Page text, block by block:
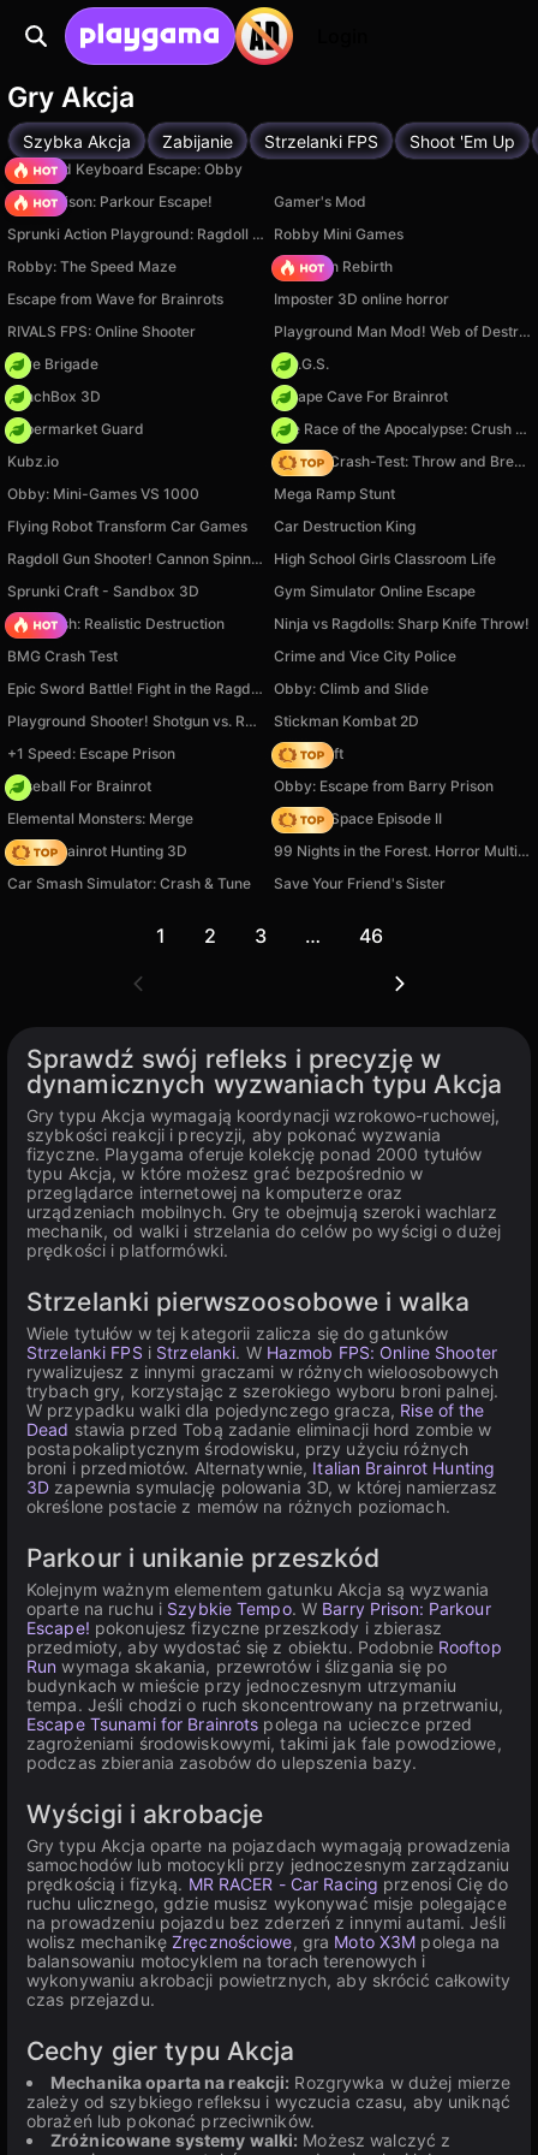
Gry Akcja
Szybka Akcja Zabijanie Strzelanki FPS Shoot 'Em Up
+1 Speed Keyboard Escape: Obby
Barry Prison: Parkour Escape!
Gamer's Mod
Sprunki Action Playground: Ragdoll Sandbox
Robby Mini Games
Robby: The Speed Maze
Stickman Rebirth
Escape from Wave for Brainrots
Imposter 3D online horror
RIVALS FPS: Online Shooter
Playground Man Mod! Web of Destruction!
Core Brigade
H.O.G.S.
PunchBox 3D
Escape Cave For Brainrot
Supermarket Guard
The Race of the Apocalypse: Crush the Zombies!
Kubz.io
Ragdoll Crash-Test: Throw and Break!
Obby: Mini-Games VS 1000
Mega Ramp Stunt
Flying Robot Transform Car Games
Car Destruction King
Ragdoll Gun Shooter! Cannon Spinner Playground
High School Girls Classroom Life
Sprunki Craft - Sandbox 3D
Gym Simulator Online Escape
Car Crush: Realistic Destruction
Ninja vs Ragdolls: Sharp Knife Throw!
BMG Crash Test
Crime and Vice City Police
Epic Sword Battle! Fight in the Ragdoll Arena!
Obby: Climb and Slide
Playground Shooter! Shotgun vs. Ragdolls!
Stickman Kombat 2D
+1 Speed: Escape Prison
Trap Craft
Baseball For Brainrot
Obby: Escape from Barry Prison
Elemental Monsters: Merge
Zombie Space Episode II
Italian Brainrot Hunting 3D
99 Nights in the Forest. Horror Multiplayer
Car Smash Simulator: Crash & Tune
Save Your Friend's Sister
1 2 3 … 46
Sprawdź swój refleks i precyzję w
dynamicznych wyzwaniach typu Akcja
Gry typu Akcja wymagają koordynacji wzrokowo-ruchowej,
szybkości reakcji i precyzji, aby pokonać wyzwania
fizyczne. Playgama oferuje kolekcję ponad 2000 tytułów
typu Akcja, w które możesz grać bezpośrednio w
przeglądarce internetowej na komputerze oraz
urządzeniach mobilnych. Gry te obejmują szeroki wachlarz
mechanik, od walki i strzelania do celów po wyścigi o dużej
prędkości i platformówki.
Strzelanki pierwszoosobowe i walka
Wiele tytułów w tej kategorii zalicza się do gatunków
Strzelanki FPS i Strzelanki. W Hazmob FPS: Online Shooter
rywalizujesz z innymi graczami w różnych wieloosobowych
trybach gry, korzystając z szerokiego wyboru broni palnej.
W przypadku walki dla pojedynczego gracza, Rise of the
Dead stawia przed Tobą zadanie eliminacji hord zombie w
postapokaliptycznym środowisku, przy użyciu różnych
broni i przedmiotów. Alternatywnie, Italian Brainrot Hunting
3D zapewnia symulację polowania 3D, w której namierzasz
określone postacie z memów na różnych poziomach.
Parkour i unikanie przeszkód
Kolejnym ważnym elementem gatunku Akcja są wyzwania
oparte na ruchu i Szybkie Tempo. W Barry Prison: Parkour
Escape! pokonujesz fizyczne przeszkody i zbierasz
przedmioty, aby wydostać się z obiektu. Podobnie Rooftop
Run wymaga skakania, przewrotów i ślizgania się po
budynkach w mieście przy jednoczesnym utrzymaniu
tempa. Jeśli chodzi o ruch skoncentrowany na przetrwaniu,
Escape Tsunami for Brainrots polega na ucieczce przed
zagrożeniami środowiskowymi, takimi jak fale powodziowe,
podczas zbierania zasobów do ulepszenia bazy.
Wyścigi i akrobacje
Gry typu Akcja oparte na pojazdach wymagają prowadzenia
samochodów lub motocykli przy jednoczesnym zarządzaniu
prędkością i fizyką. MR RACER - Car Racing przenosi Cię do
ruchu ulicznego, gdzie musisz wykonywać misje polegające
na prowadzeniu pojazdu bez zderzeń z innymi autami. Jeśli
wolisz mechanikęZręcznościowe, gra Moto X3M polega na
balansowaniu motocyklem na torach terenowych i
wykonywaniu akrobacji powietrznych, aby skrócić całkowity
czas przejazdu.
Cechy gier typu Akcja
Mechanika oparta na reakcji: Rozgrywka w dużej mierze
zależy od szybkiego refleksu i wyczucia czasu, aby uniknąć
obrażeń lub pokonać przeciwników.
Zróżnicowane systemy walki: Możesz walczyć z